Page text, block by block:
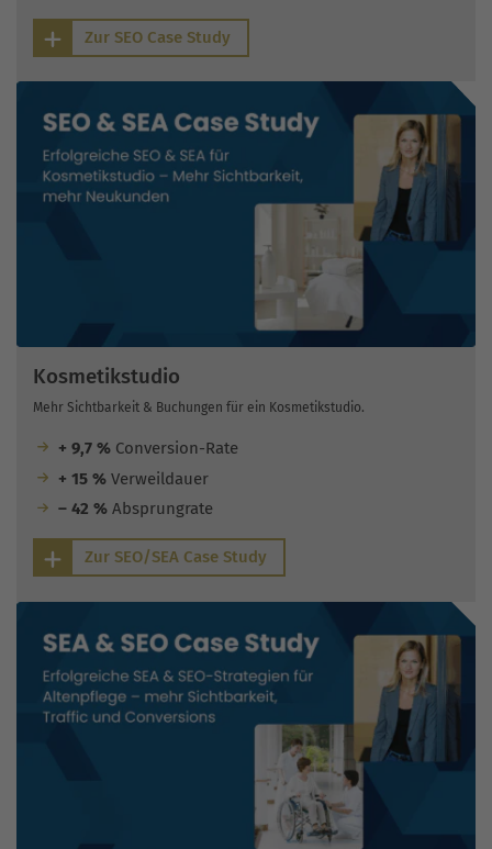
Zur SEO Case Study
Kosmetikstudio
Mehr Sichtbarkeit & Buchungen für ein Kosmetikstudio.
+ 9,7 % Conversion-Rate
+ 15 % Verweildauer
– 42 % Absprungrate
Zur SEO/SEA Case Study